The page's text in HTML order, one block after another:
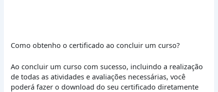
Como obtenho o certificado ao concluir um curso?
Ao concluir um curso com sucesso, incluindo a realização
de todas as atividades e avaliações necessárias, você
poderá fazer o download do seu certificado diretamente